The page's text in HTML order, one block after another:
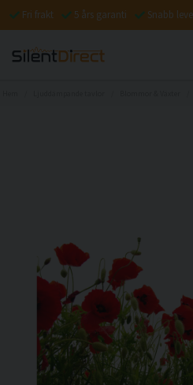
Fri frakt 5 års garanti Snabb